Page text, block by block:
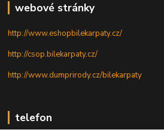
webové stránky
http://www.eshopbilekarpaty.cz/
http://csop.bilekarpaty.cz/
http://www.dumprirody.cz/bilekarpaty
telefon